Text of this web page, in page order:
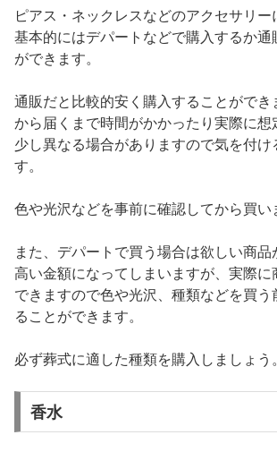
ピアス・ネックレスなどのアクセサリー
基本的にはデパートなどで購入するか通
ができます。
通販だと比較的安く購入することができ
から届くまで時間がかかったり実際に想
少し異なる場合がありますので気を付け
す。
色や光沢などを事前に確認してから買い
また、デパートで買う場合は欲しい商
高い金額になってしまいますが、実際
できますので色や光沢、種類などを買
ることができます。
必ず葬式に適した種類を購入しましょう。
香水